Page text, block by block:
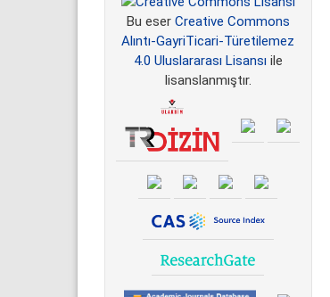
Bu eser Creative Commons
Alıntı-GayriTicari-Türetilemez
4.0 Uluslararası Lisansı ile
lisanslanmıştır.